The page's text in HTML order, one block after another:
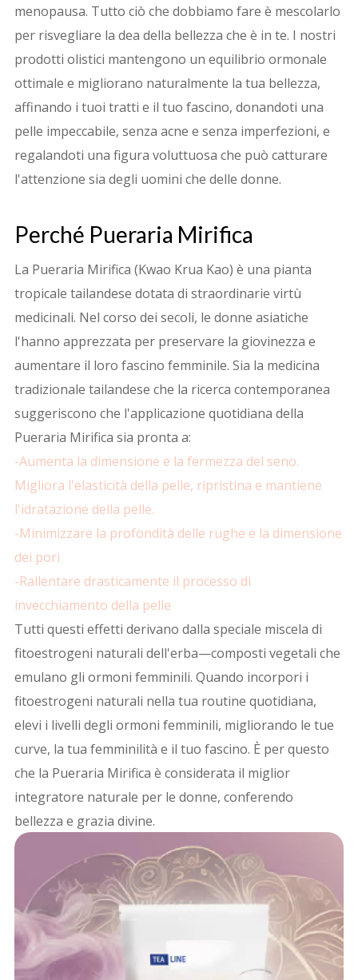
menopausa. Tutto ciò che dobbiamo fare è mescolarlo
per risvegliare la dea della bellezza che è in te. I nostri
prodotti olistici mantengono un equilibrio ormonale
ottimale e migliorano naturalmente la tua bellezza,
affinando i tuoi tratti e il tuo fascino, donandoti una
pelle impeccabile, senza acne e senza imperfezioni, e
regalandoti una figura voluttuosa che può catturare
l'attenzione sia degli uomini che delle donne.
Perché Pueraria Mirifica
La Pueraria Mirifica (Kwao Krua Kao) è una pianta
tropicale tailandese dotata di straordinarie virtù
medicinali. Nel corso dei secoli, le donne asiatiche
l'hanno apprezzata per preservare la giovinezza e
aumentare il loro fascino femminile. Sia la medicina
tradizionale tailandese che la ricerca contemporanea
suggeriscono che l'applicazione quotidiana della
Pueraria Mirifica sia pronta a:
-Aumenta la dimensione e la fermezza del seno.
Migliora l'elasticità della pelle, ripristina e mantiene
l'idratazione della pelle.
-Minimizzare la profondità delle rughe e la dimensione
dei pori
-Rallentare drasticamente il processo di
invecchiamento della pelle
Tutti questi effetti derivano dalla speciale miscela di
fitoestrogeni naturali dell'erba—composti vegetali che
emulano gli ormoni femminili. Quando incorpori i
fitoestrogeni naturali nella tua routine quotidiana,
elevi i livelli degli ormoni femminili, migliorando le tue
curve, la tua femminilità e il tuo fascino. È per questo
che la Pueraria Mirifica è considerata il miglior
integratore naturale per le donne, conferendo
bellezza e grazia divine.